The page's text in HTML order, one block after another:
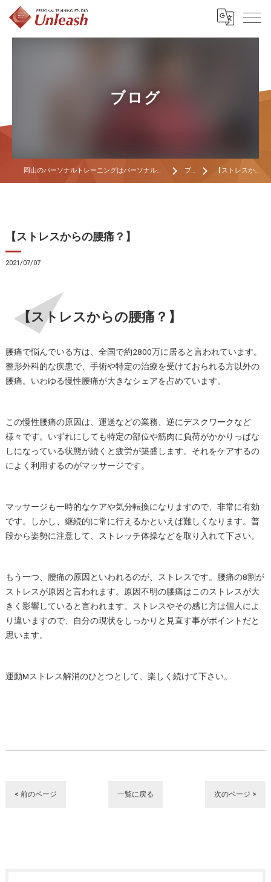
ブログ
岡山のパーソナルトレーニングはパーソナルトレーニングスタジオ Unleash ブログ 【ストレスからの腰痛？】
【ストレスからの腰痛？】
2021/07/07
【ストレスからの腰痛？】
腰痛で悩んでいる方は、全国で約2800万に居ると言われています。
整形外科的な疾患で、手術や特定の治療を受けておられる方以外の
腰痛。いわゆる慢性腰痛が大きなシェアを占めています。
この慢性腰痛の原因は、運送などの業務、逆にデスクワークなど
様々です。いずれにしても特定の部位や筋肉に負荷がかかりっぱな
しになっている状態が続くと疲労が築盛します。それをケアするの
によく利用するのがマッサージです。
マッサージも一時的なケアや気分転換になりますので、非常に有効
です。しかし、継続的に常に行えるかといえば難しくなります。普
段から姿勢に注意して、ストレッチ体操などを取り入れて下さい。
もう一つ、腰痛の原因といわれるのが、ストレスです。腰痛の8割が
ストレスが原因と言われます。原因不明の腰痛はこのストレスが大
きく影響していると言われます。ストレスやその感じ方は個人によ
り違いますので、自分の現状をしっかりと見直す事がポイントだと
思います。
運動Mストレス解消のひとつとして、楽しく続けて下さい。
< 前のページ 一覧に戻る 次のページ >